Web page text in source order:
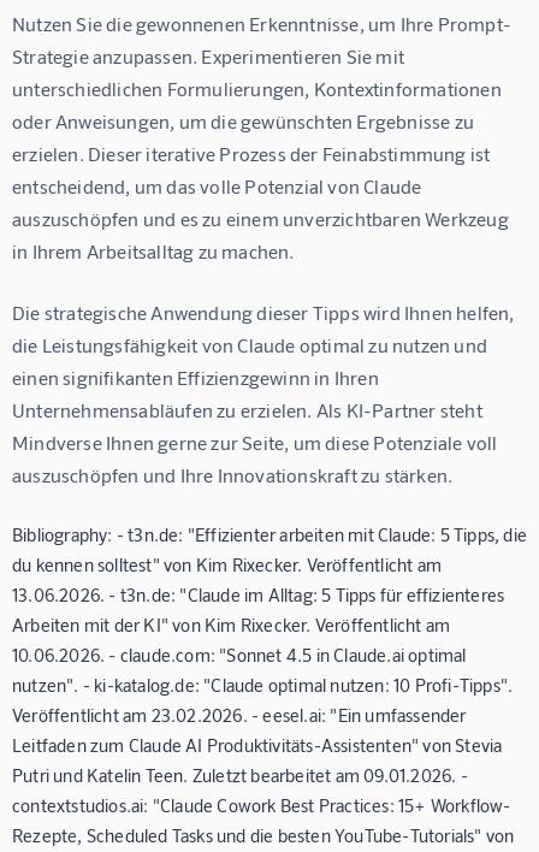
Nutzen Sie die gewonnenen Erkenntnisse, um Ihre Prompt-
Strategie anzupassen. Experimentieren Sie mit
unterschiedlichen Formulierungen, Kontextinformationen
oder Anweisungen, um die gewünschten Ergebnisse zu
erzielen. Dieser iterative Prozess der Feinabstimmung ist
entscheidend, um das volle Potenzial von Claude
auszuschöpfen und es zu einem unverzichtbaren Werkzeug
in Ihrem Arbeitsalltag zu machen.
Die strategische Anwendung dieser Tipps wird Ihnen helfen,
die Leistungsfähigkeit von Claude optimal zu nutzen und
einen signifikanten Effizienzgewinn in Ihren
Unternehmensabläufen zu erzielen. Als KI-Partner steht
Mindverse Ihnen gerne zur Seite, um diese Potenziale voll
auszuschöpfen und Ihre Innovationskraft zu stärken.
Bibliography: - t3n.de: "Effizienter arbeiten mit Claude: 5 Tipps, die
du kennen solltest" von Kim Rixecker. Veröffentlicht am
13.06.2026. - t3n.de: "Claude im Alltag: 5 Tipps für effizienteres
Arbeiten mit der KI" von Kim Rixecker. Veröffentlicht am
10.06.2026. - claude.com: "Sonnet 4.5 in Claude.ai optimal
nutzen". - ki-katalog.de: "Claude optimal nutzen: 10 Profi-Tipps".
Veröffentlicht am 23.02.2026. - eesel.ai: "Ein umfassender
Leitfaden zum Claude AI Produktivitäts-Assistenten" von Stevia
Putri und Katelin Teen. Zuletzt bearbeitet am 09.01.2026. -
contextstudios.ai: "Claude Cowork Best Practices: 15+ Workflow-
Rezepte, Scheduled Tasks und die besten YouTube-Tutorials" von